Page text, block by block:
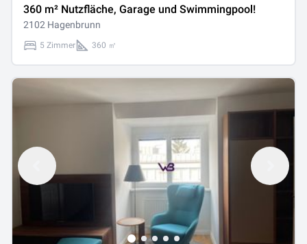
360 m² Nutzfläche, Garage und Swimmingpool!
2102 Hagenbrunn
5 Zimmer 360 ㎡